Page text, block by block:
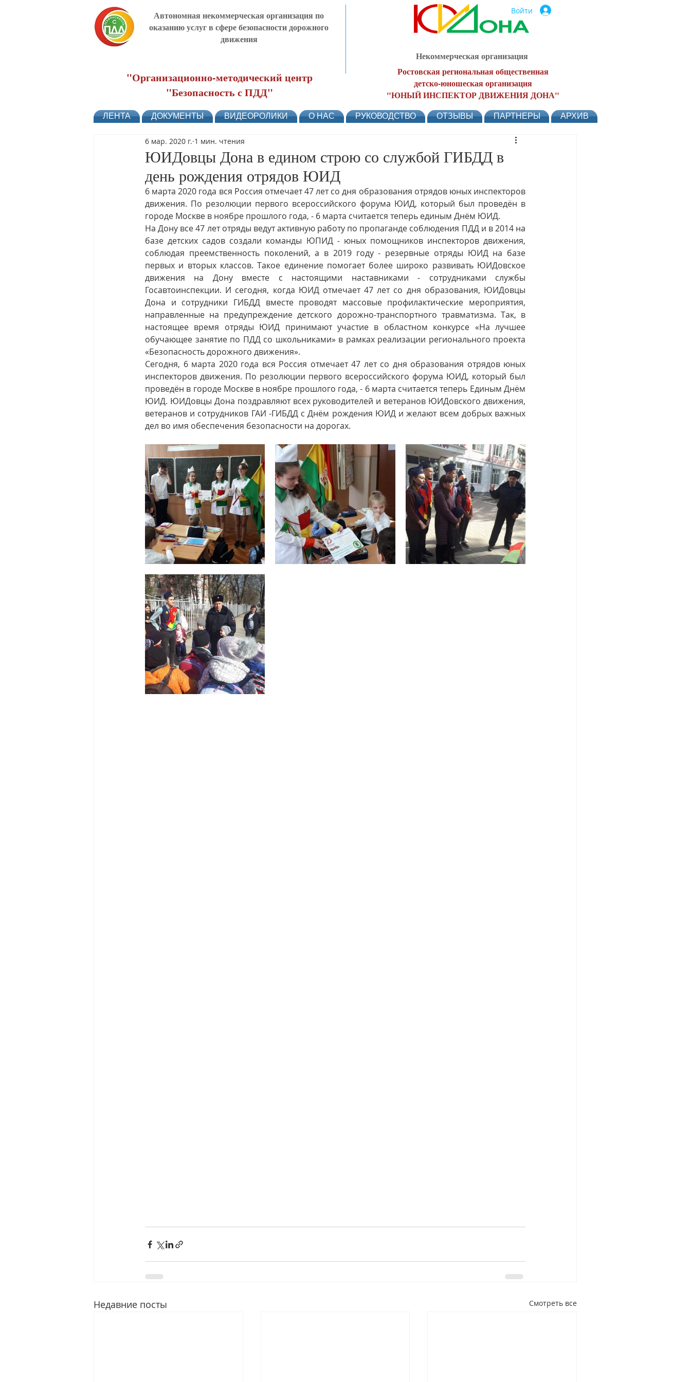
Автономная некоммерческая организация по
оказанию услуг в сфере безопасности дорожного
движения
"Организационно-методический центр
"Безопасность с ПДД"
Войти
Некоммерческая организация
Ростовская региональная общественная
детско-юношеская организация
"ЮНЫЙ ИНСПЕКТОР ДВИЖЕНИЯ ДОНА"
ЛЕНТА ДОКУМЕНТЫ ВИДЕОРОЛИКИ О НАС РУКОВОДСТВО ОТЗЫВЫ ПАРТНЕРЫ АРХИВ
ЮИДовцы Дона в едином строю со службой ГИБДД в
день рождения отрядов ЮИД
6 мар. 2020 г. 1 мин. чтения
6 марта 2020 года вся Россия отмечает 47 лет со дня образования отрядов юных инспекторов
движения. По резолюции первого всероссийского форума ЮИД, который был проведён в
городе Москве в ноябре прошлого года, - 6 марта считается теперь единым Днём ЮИД.
На Дону все 47 лет отряды ведут активную работу по пропаганде соблюдения ПДД и в 2014 на
базе детских садов создали команды ЮПИД - юных помощников инспекторов движения,
соблюдая преемственность поколений, а в 2019 году - резервные отряды ЮИД на базе
первых и вторых классов. Такое единение помогает более широко развивать ЮИДовское
движения на Дону вместе с настоящими наставниками - сотрудниками службы
Госавтоинспекции. И сегодня, когда ЮИД отмечает 47 лет со дня образования, ЮИДовцы
Дона и сотрудники ГИБДД вместе проводят массовые профилактические мероприятия,
направленные на предупреждение детского дорожно-транспортного травматизма. Так, в
настоящее время отряды ЮИД принимают участие в областном конкурсе «На лучшее
обучающее занятие по ПДД со школьниками» в рамках реализации регионального проекта
«Безопасность дорожного движения».
Сегодня, 6 марта 2020 года вся Россия отмечает 47 лет со дня образования отрядов юных
инспекторов движения. По резолюции первого всероссийского форума ЮИД, который был
проведён в городе Москве в ноябре прошлого года, - 6 марта считается теперь Единым Днём
ЮИД. ЮИДовцы Дона поздравляют всех руководителей и ветеранов ЮИДовского движения,
ветеранов и сотрудников ГАИ -ГИБДД с Днём рождения ЮИД и желают всем добрых важных
дел во имя обеспечения безопасности на дорогах.
Недавние посты Смотреть все